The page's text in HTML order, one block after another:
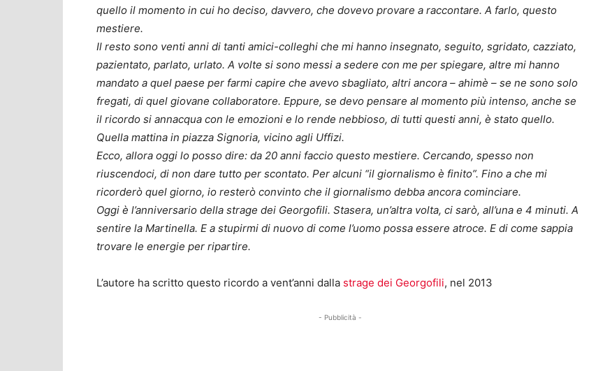
quello il momento in cui ho deciso, davvero, che dovevo provare a raccontare. A farlo, questo
mestiere.
Il resto sono venti anni di tanti amici-colleghi che mi hanno insegnato, seguito, sgridato, cazziato,
pazientato, parlato, urlato. A volte si sono messi a sedere con me per spiegare, altre mi hanno
mandato a quel paese per farmi capire che avevo sbagliato, altri ancora – ahimè – se ne sono solo
fregati, di quel giovane collaboratore. Eppure, se devo pensare al momento più intenso, anche se
il ricordo si annacqua con le emozioni e lo rende nebbioso, di tutti questi anni, è stato quello.
Quella mattina in piazza Signoria, vicino agli Uffizi.
Ecco, allora oggi lo posso dire: da 20 anni faccio questo mestiere. Cercando, spesso non
riuscendoci, di non dare tutto per scontato. Per alcuni “il giornalismo è finito”. Fino a che mi
ricorderò quel giorno, io resterò convinto che il giornalismo debba ancora cominciare.
Oggi è l’anniversario della strage dei Georgofili. Stasera, un’altra volta, ci sarò, all’una e 4 minuti. A
sentire la Martinella. E a stupirmi di nuovo di come l’uomo possa essere atroce. E di come sappia
trovare le energie per ripartire.
L’autore ha scritto questo ricordo a vent’anni dalla strage dei Georgofili, nel 2013
- Pubblicità -